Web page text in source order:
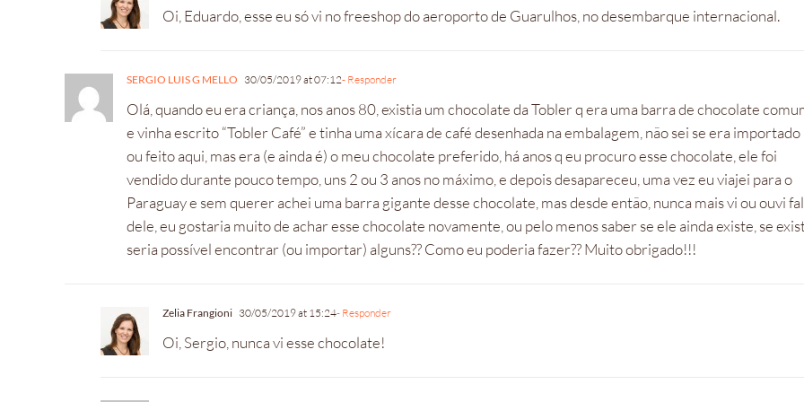
Oi, Eduardo, esse eu só vi no freeshop do aeroporto de Guarulhos, no desembarque internacional.
SERGIO LUIS G MELLO 30/05/2019 at 07:12- Responder
Olá, quando eu era criança, nos anos 80, existia um chocolate da Tobler q era uma barra de chocolate
e vinha escrito “Tobler Café” e tinha uma xícara de café desenhada na embalagem, não sei se era importado
ou feito aqui, mas era (e ainda é) o meu chocolate preferido, há anos q eu procuro esse chocolate, ele foi
vendido durante pouco tempo, uns 2 ou 3 anos no máximo, e depois desapareceu, uma vez eu viajei para o
Paraguay e sem querer achei uma barra gigante desse chocolate, mas desde então, nunca mais vi ou ouvi
dele, eu gostaria muito de achar esse chocolate novamente, ou pelo menos saber se ele ainda existe, se
seria possível encontrar (ou importar) alguns?? Como eu poderia fazer?? Muito obrigado!!!
Zelia Frangioni 30/05/2019 at 15:24- Responder
Oi, Sergio, nunca vi esse chocolate!